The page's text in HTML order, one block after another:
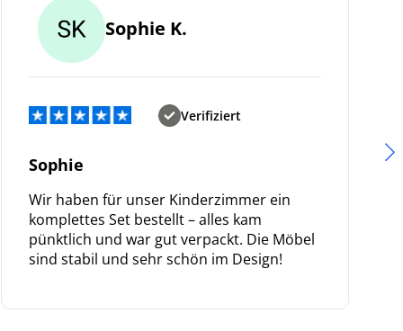
Sophie K.
Verifiziert
Sophie
Wir haben für unser Kinderzimmer ein
komplettes Set bestellt – alles kam
pünktlich und war gut verpackt. Die Möbel
sind stabil und sehr schön im Design!